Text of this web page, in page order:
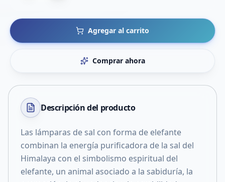
Agregar al carrito
Comprar ahora
Descripción del producto
Las lámparas de sal con forma de elefante
combinan la energía purificadora de la sal del
Himalaya con el simbolismo espiritual del
elefante, un animal asociado a la sabiduría, la